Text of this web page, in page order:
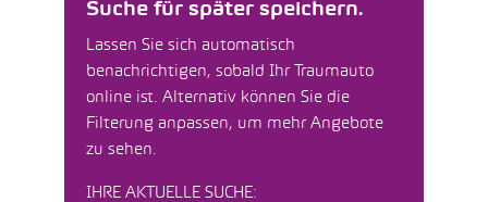
Suche für später speichern.
Lassen Sie sich automatisch
benachrichtigen, sobald Ihr Traumauto
online ist. Alternativ können Sie die
Filterung anpassen, um mehr Angebote
zu sehen.
IHRE AKTUELLE SUCHE: